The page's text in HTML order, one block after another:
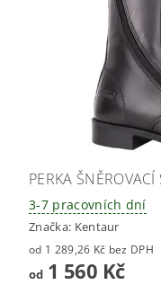
PERKA
3-7 pracovních dní
Značka: Kentaur
od 1 289,26 Kč bez DPH
od1 560 Kč